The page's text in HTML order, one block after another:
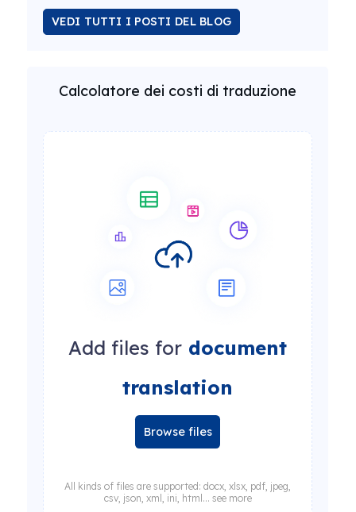
VEDI TUTTI I POSTI DEL BLOG
Calcolatore dei costi di traduzione
Add files for document
translation
Browse files
All kinds of files are supported: docx, xlsx, pdf, jpeg,
csv, json, xml, ini, html... see more